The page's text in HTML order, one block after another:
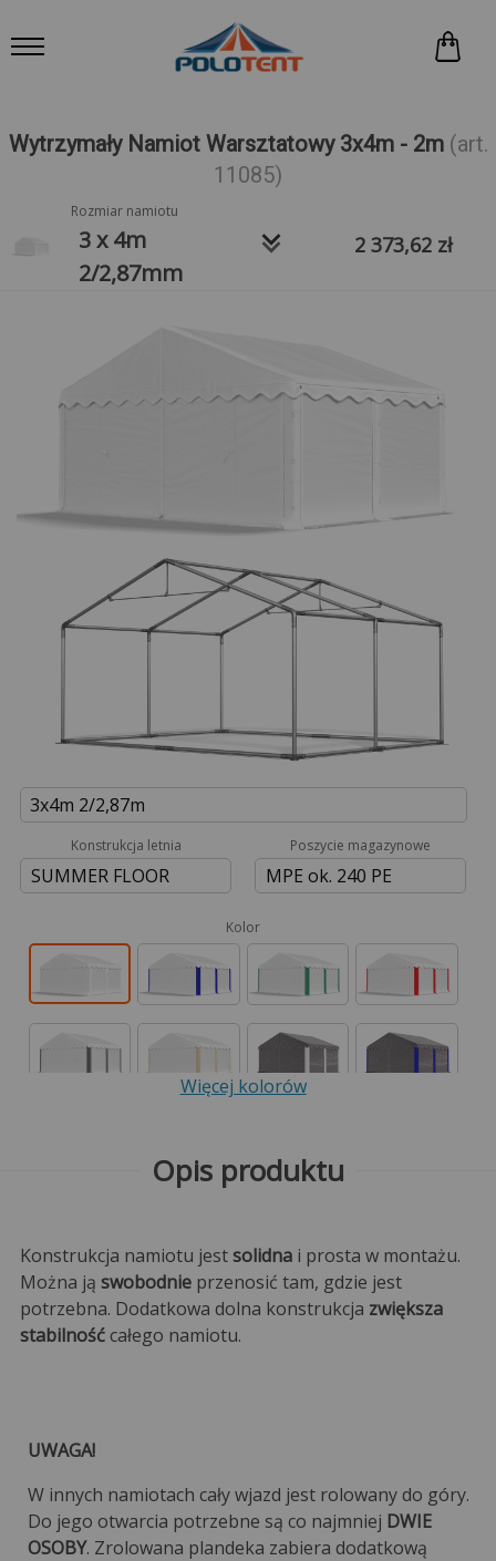
Wytrzymały Namiot Warsztatowy 3x4m - 2m (art.
11085)
Rozmiar namiotu
3 x 4m
2/2,87mm
keyboard_arrow_down 2 373,62 zł
3x4m 2/2,87m
Konstrukcja letnia
SUMMER FLOOR
Poszycie magazynowe
MPE ok. 240 PE
Kolor
Więcej kolorów
Opis produktu
Konstrukcja namiotu jestsolidnai prosta w montażu.
Można ją swobodnieprzenosić tam, gdzie jest
potrzebna. Dodatkowa dolna konstrukcja zwiększa
stabilnośćcałego namiotu.
UWAGA!
W innych namiotach cały wjazd jest rolowany do góry.
Do jego otwarcia potrzebne są co najmniej DWIE
OSOBY. Zrolowana plandeka zabiera dodatkową